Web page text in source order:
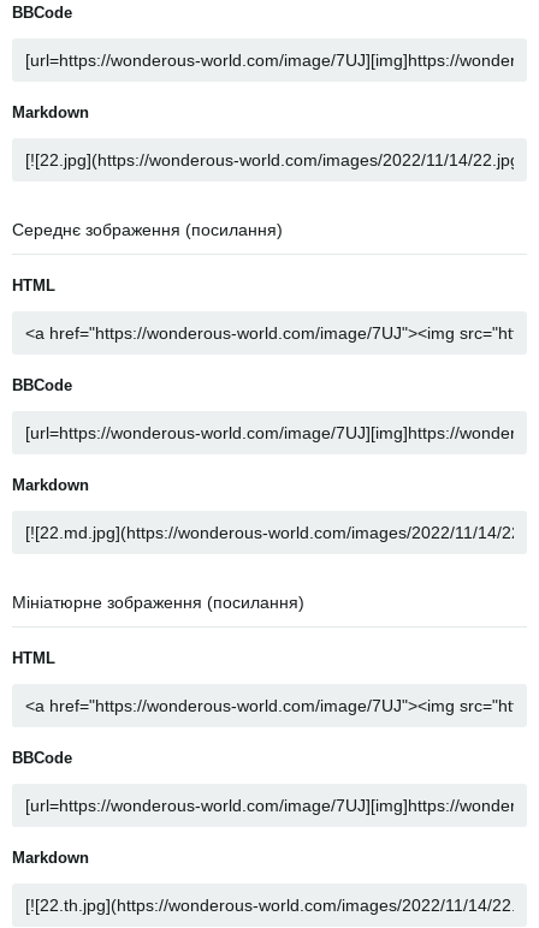
BBCode
Markdown
Середнє зображення (посилання)
HTML
BBCode
Markdown
Мініатюрне зображення (посилання)
HTML
BBCode
Markdown